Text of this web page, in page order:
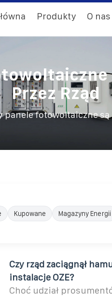
Produkty O nas
Przez Rząd
panele fotowoltaiczne
Kupowane Magazyny Energii
Czy rząd zaciągnął
instalacje OZE?
Choć udział